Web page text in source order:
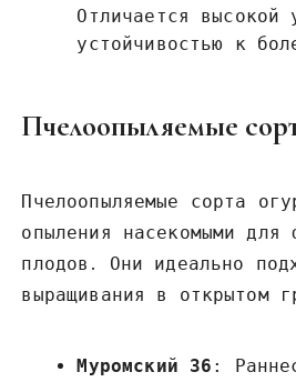
Отличается высокой
устойчивостью к
Пчелоопыляемые
Пчелоопыляемые сорта
опыления насекомыми для
плодов․ Они идеально
выращивания в открытом
Муромский 36 :